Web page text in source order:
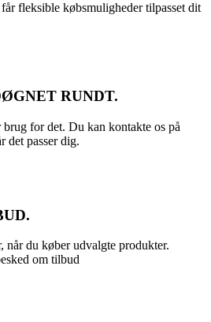
fleksible købsmuligheder tilpasset dit
RUNDT.
for det. Du kan kontakte os på
det passer dig.
når du køber udvalgte produkter.
om tilbud